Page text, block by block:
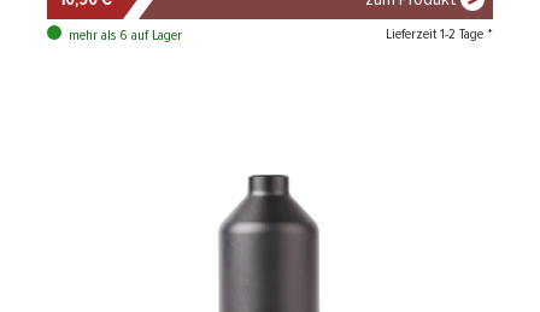
mehr als 6 auf Lager Lieferzeit 1-2 Tage *